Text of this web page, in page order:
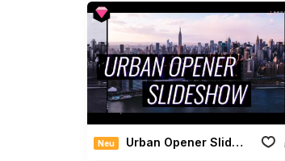
Neu Urban Opener Slideshow